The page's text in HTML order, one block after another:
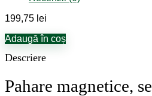
gri
199,75 lei
Adaugă în coș
Descriere
Pahare magnetice,